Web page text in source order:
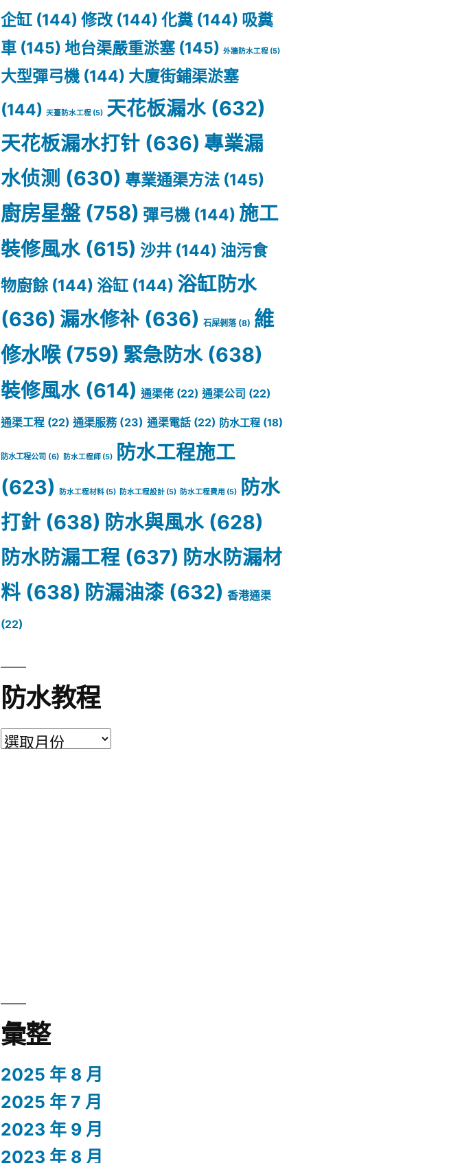
企缸 (144) 修改 (144) 化糞 (144) 吸糞
車 (145) 地台渠嚴重淤塞(145) 外牆防水工程 (5)
大型彈弓機 (144) 大廈街鋪渠淤塞
(144) 天臺防水工程 (5) 天花板漏水(632)
天花板漏水打针 (636) 專業漏
水侦测 (630) 專業通渠方法 (145)
廚房星盤(758) 彈弓機 (144) 施工
裝修風水(615) 沙井 (144) 油污食
物廚餘(144) 浴缸 (144) 浴缸防水
(636) 漏水修补 (636) 石屎剝落(8) 維
修水喉(759) 緊急防水(638)
裝修風水(614) 通渠佬 (22) 通渠公司 (22)
通渠工程 (22) 通渠服務(23) 通渠電話 (22) 防水工程 (18)
防水工程公司 (6) 防水工程師 (5)
防水工程施工
(623)
防水工程材料 (5) 防水工程設計 (5) 防水工程費用 (5)
防水
打針 (638) 防水與風水(628)
防水防漏工程 (637) 防水防漏材
料 (638) 防漏油漆 (632) 香港通渠
(22)
防水教程
彙整
2025 年 8 月
2025 年 7 月
2023 年 9 月
2023 年 8 月